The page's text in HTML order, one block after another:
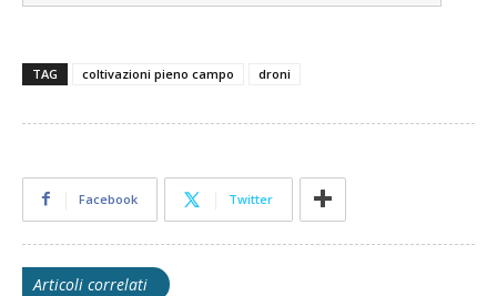
TAG coltivazioni pieno campo droni
Facebook Twitter
Articoli correlati